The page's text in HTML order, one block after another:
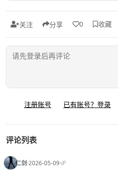
关注 分享 0 收藏
注册账号 已有账号？登录
评论列表
仁剑·2026-05-09·